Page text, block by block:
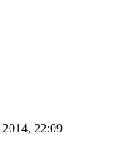
22:09